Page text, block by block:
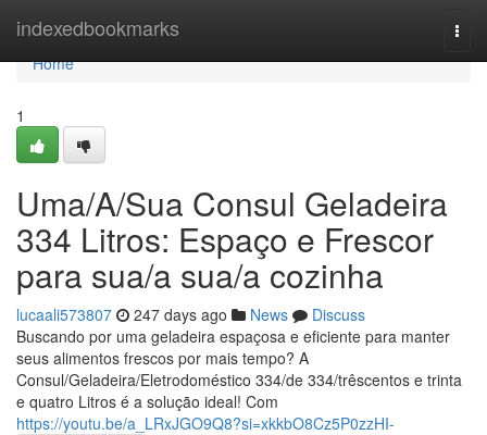
indexedbookmarks
Home
Home
1
Uma/A/Sua Consul Geladeira
334 Litros: Espaço e Frescor
para sua/a sua/a cozinha
lucaali573807 247 days ago News
Discuss
Buscando por uma geladeira espaçosa e eficiente para manter
seus alimentos frescos por mais tempo? A
Consul/Geladeira/Eletrodoméstico 334/de 334/trêscentos e trinta
e quatro Litros é a solução ideal! Com
https://youtu.be/a_LRxJGO9Q8?si=xkkbO8Cz5P0zzHI-